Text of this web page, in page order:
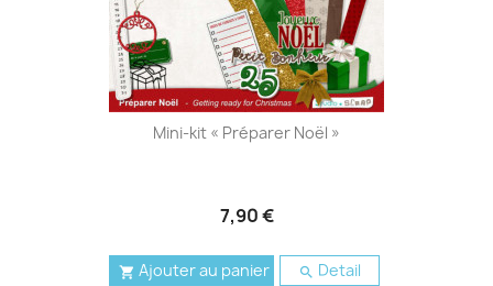
Mini-kit « Préparer Noël »
7,90 €
 Ajouter au panier  Detail